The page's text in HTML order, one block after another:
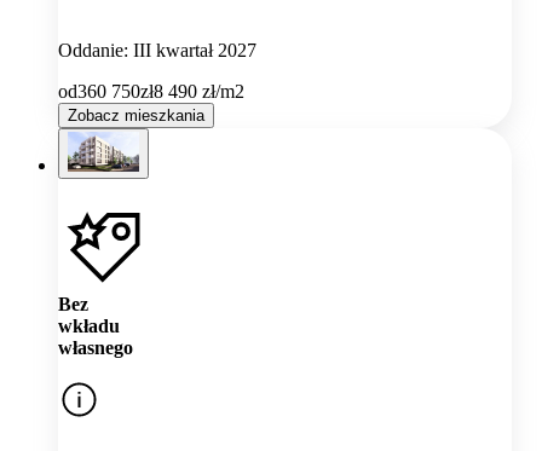
Oddanie: III kwartał 2027
od360 750zł8 490 zł/m2
Zobacz mieszkania
Bez
wkładu
własnego